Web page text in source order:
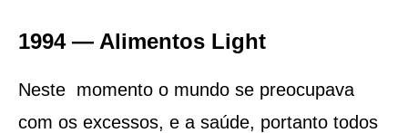
1994 — Alimentos Light
Neste momento o mundo se preocupava
com os excessos, e a saúde, portanto todos